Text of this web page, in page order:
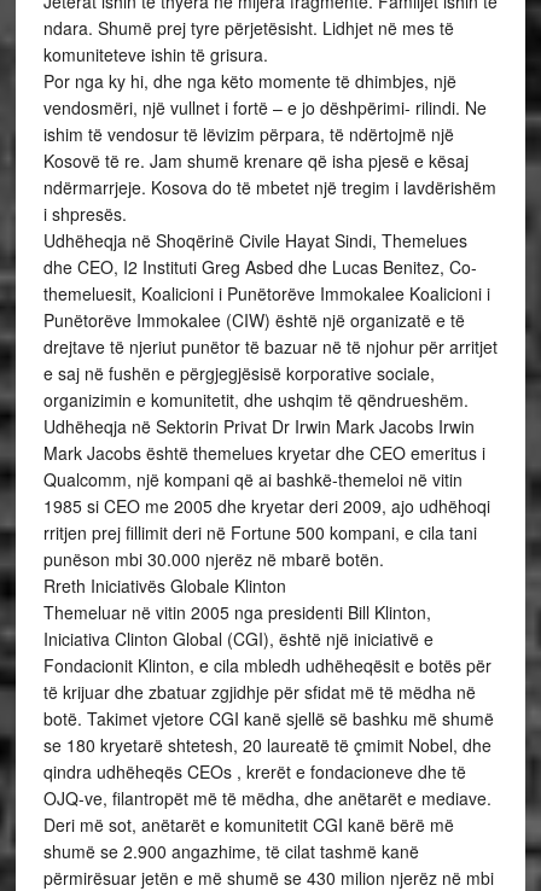
ndara. Shumë prej tyre përjetësisht. Lidhjet në mes të
komuniteteve ishin të grisura.
Por nga ky hi, dhe nga këto momente të dhimbjes, një
vendosmëri, një vullnet i fortë – e jo dëshpërimi- rilindi. Ne
ishim të vendosur të lëvizim përpara, të ndërtojmë një
Kosovë të re. Jam shumë krenare që isha pjesë e kësaj
ndërmarrjeje. Kosova do të mbetet një tregim i lavdërishëm
i shpresës.
Udhëheqja në Shoqërinë Civile Hayat Sindi, Themelues
dhe CEO, I2 Instituti Greg Asbed dhe Lucas Benitez, Co-
themeluesit, Koalicioni i Punëtorëve Immokalee Koalicioni i
Punëtorëve Immokalee (CIW) është një organizatë e të
drejtave të njeriut punëtor të bazuar në të njohur për arritjet
e saj në fushën e përgjegjësisë korporative sociale,
organizimin e komunitetit, dhe ushqim të qëndrueshëm.
Udhëheqja në Sektorin Privat Dr Irwin Mark Jacobs Irwin
Mark Jacobs është themelues kryetar dhe CEO emeritus i
Qualcomm, një kompani që ai bashkë-themeloi në vitin
1985 si CEO me 2005 dhe kryetar deri 2009, ajo udhëhoqi
rritjen prej fillimit deri në Fortune 500 kompani, e cila tani
punëson mbi 30.000 njerëz në mbarë botën.
Rreth Iniciativës Globale Klinton
Themeluar në vitin 2005 nga presidenti Bill Klinton,
Iniciativa Clinton Global (CGI), është një iniciativë e
Fondacionit Klinton, e cila mbledh udhëheqësit e botës për
të krijuar dhe zbatuar zgjidhje për sfidat më të mëdha në
botë. Takimet vjetore CGI kanë sjellë së bashku më shumë
se 180 kryetarë shtetesh, 20 laureatë të çmimit Nobel, dhe
qindra udhëheqës CEOs , krerët e fondacioneve dhe të
OJQ-ve, filantropët më të mëdha, dhe anëtarët e mediave.
Deri më sot, anëtarët e komunitetit CGI kanë bërë më
shumë se 2.900 angazhime, të cilat tashmë kanë
përmirësuar jetën e më shumë se 430 milion njerëz në mbi